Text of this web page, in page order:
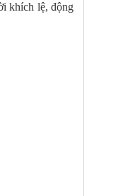
khích lệ, động